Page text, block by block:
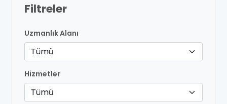
Filtreler
Uzmanlık Alanı
Tümü
Hizmetler
Tümü